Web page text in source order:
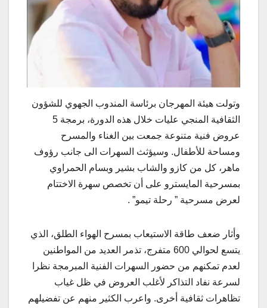
وتولت هيئة المهرجان برئاسة المندوب الجهوي للشؤون
الثقافية المنجي عليات خلال هذه الدورة، برمجة 5
عروض فنية متنوعة جمعت بين الغناء والمسرح
ومساحة للأطفال. وسيؤثث السهرات الى جانب رؤوف
ماهر، كل من كازو والشاب بشير وبسام الحمراوي
بمسرحية المايسترو على أن تخصص سهرة الاختتام
لعرض مسرحية ” رحلة تيمو” .
وأثار ضعف طاقة الاستيعاب بمسرح الهواء الطلق، الذي
يتسع لحوالي 600 متفرج، تذمر العديد من المواطنين
لعدم تمكنهم من حضور السهرات الفنية المبرمجة نظرا
لسرعة نفاد التذاكر لأغلب العروض في ظل غياب
تظاهرات ثقافية أخرى. واعرب الكثير منهم عن تفضيلهم